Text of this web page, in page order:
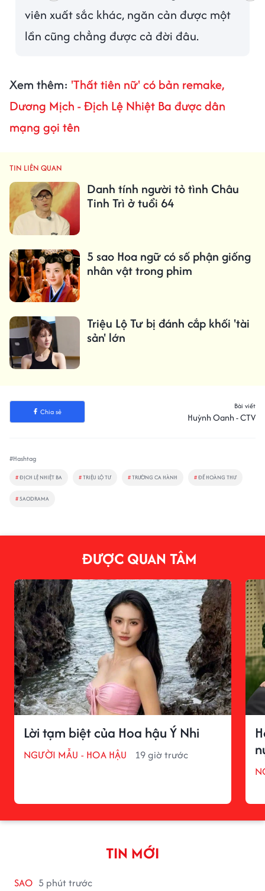
viên xuất sắc khác, ngăn cản được một
lần cũng chẳng được cả đời đâu.
Xem thêm: 'Thất tiên nữ' có bản remake,
Dương Mịch - Địch Lệ Nhiệt Ba được dân
mạng gọi tên
TIN LIÊN QUAN
Danh tính người tỏ tình Châu
Tinh Trì ở tuổi 64
5 sao Hoa ngữ có số phận giống
nhân vật trong phim
Triệu Lộ Tư bị đánh cắp khối 'tài
sản' lớn
Chia sẻ
Bài viết
Huỳnh Oanh - CTV
#Hashtag
#ĐỊCH LỆ NHIỆT BA #TRIỆU LỘ TƯ #TRƯỜNG CA HÀNH #ĐẾ HOÀNG THƯ
#SAODRAMA
ĐƯỢC QUAN TÂM
Lời tạm biệt của Hoa hậu Ý Nhi
NGƯỜI MẪU - HOA HẬU 19 giờ trước
TIN MỚI
SAO 5 phút trước